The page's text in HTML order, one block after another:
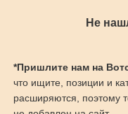
Не
*Пришлите нам на
что ищите, позиции и
расширяются, поэтому